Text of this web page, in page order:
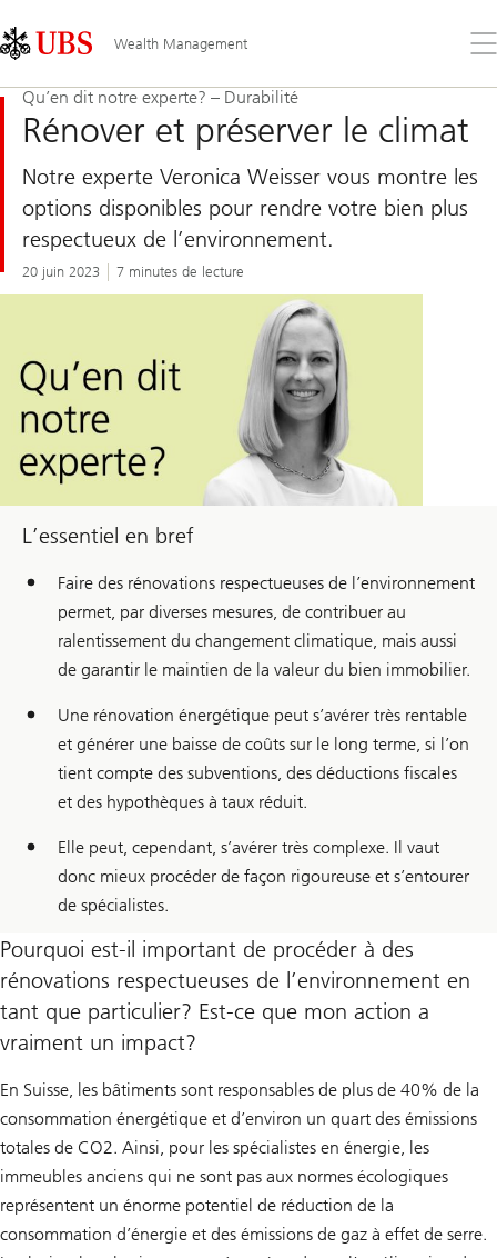
Links
Area
Wealth Management
le
Qu’en dit notre experte? – Durabilité
Rénover et préserver le climat
Notre experte Veronica Weisser vous montre les
options disponibles pour rendre votre bien plus
respectueux de l’environnement.
20 juin 2023 7 minutes de lecture
L’essentiel en bref
Faire des rénovations respectueuses de l’environnement
permet, par diverses mesures, de contribuer au
ralentissement du changement climatique, mais aussi
de garantir le maintien de la valeur du bien immobilier.
Une rénovation énergétique peut s’avérer très rentable
et générer une baisse de coûts sur le long terme, si l’on
tient compte des subventions, des déductions fiscales
et des hypothèques à taux réduit.
Elle peut, cependant, s’avérer très complexe. Il vaut
donc mieux procéder de façon rigoureuse et s’entourer
de spécialistes.
Pourquoi est-il important de procéder à des
rénovations respectueuses de l’environnement en
tant que particulier? Est-ce que mon action a
vraiment un impact?
En Suisse, les bâtiments sont responsables de plus de 40% de la
consommation énergétique et d’environ un quart des émissions
totales de CO2. Ainsi, pour les spécialistes en énergie, les
immeubles anciens qui ne sont pas aux normes écologiques
représentent un énorme potentiel de réduction de la
consommation d’énergie et des émissions de gaz à effet de serre.